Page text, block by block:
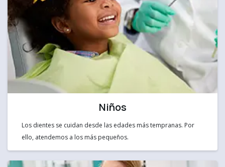
Niños
Los dientes se cuidan desde las edades más tempranas. Por
ello, atendemos a los más pequeños.